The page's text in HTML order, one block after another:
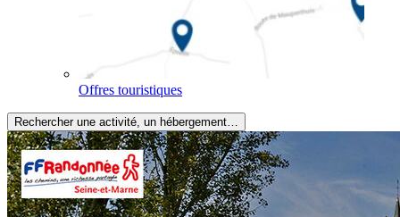
Offres touristiques
Rechercher une activité, un hébergement…